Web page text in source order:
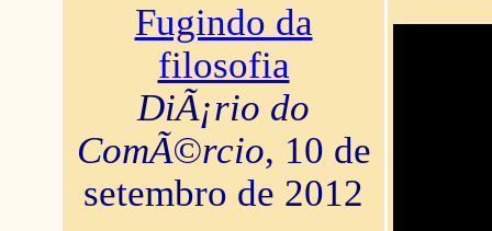
Fugindo da
filosofia
DiÃ¡rio do
ComÃ©rcio, 10 de
setembro de 2012